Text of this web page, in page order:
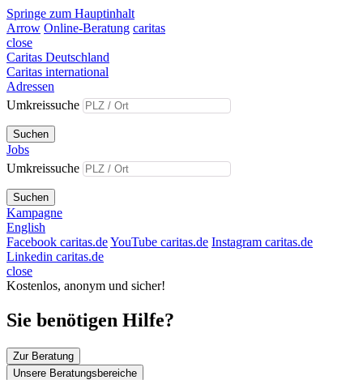
Springe zum Hauptinhalt
Arrow Online-Beratung caritas
close
Caritas Deutschland
Caritas international
Adressen
Umkreissuche
Suchen
Jobs
Umkreissuche
Suchen
Kampagne
English
Facebook caritas.deYouTube caritas.de Instagram caritas.de
Linkedin caritas.de
close
Kostenlos, anonym und sicher!
Sie benötigen Hilfe?
Zur Beratung
Unsere Beratungsbereiche